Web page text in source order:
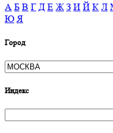
А Б В Г Д Е Ж З И Й К Л
Ю Я
Город
Индекс